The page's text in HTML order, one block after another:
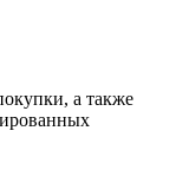
а также